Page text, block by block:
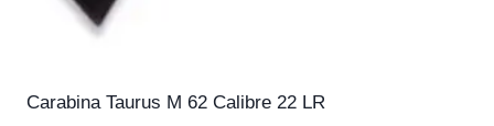
Carabina Taurus M 62 Calibre 22 LR